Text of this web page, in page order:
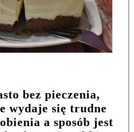
bez pieczenia,
wydaje się trudne
a sposób jest